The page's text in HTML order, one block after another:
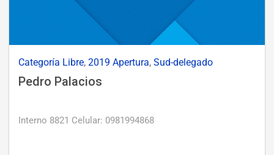
Categoría Libre, 2019 Apertura, Sud-delegado
Pedro Palacios
Interno 8821 Celular: 0981994868